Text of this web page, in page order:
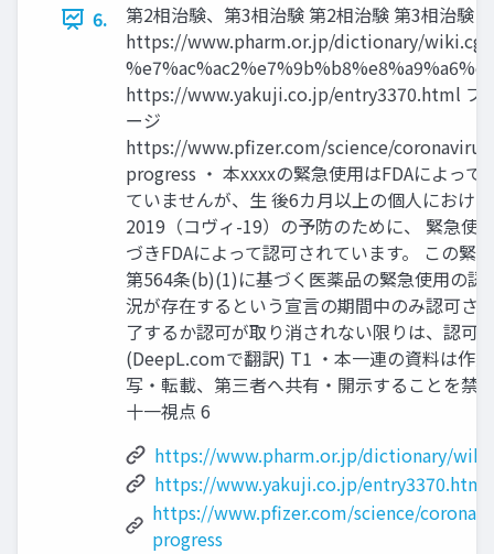
6.
第2相治験、第3相治験 第2相治験 第3相治験
https://www.pharm.or.jp/dictionary/
https://www.yakuji.co.jp/entry3370.html フ
ージ
https://www.pfizer.com/science/
progress ・ 本xxxxの緊急使用はFDAによって
ていませんが、生 後6カ月以上の個人におけ
2019（コヴィ-19）の予防のために、 緊急使
づきFDAによって認可されています。 この緊
第564条(b)(1)に基づく医薬品の緊急使用の認
況が存在するという宣言の期間中のみ認可さ
了するか認可が取り消されない限りは、認可
(DeepL.comで翻訳) T1 ・本一連の資料は作
写・転載、第三者へ共有・開示することを禁
十一視点 6
https://www.pharm.or.jp/dictionary/
https://www.yakuji.co.jp/entry3370.html
https://www.pfizer.com/science/
progress